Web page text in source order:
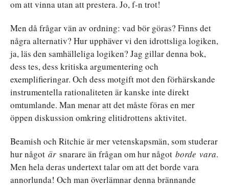
om att vinna utan att prestera. Jo, f-n trot!
Men då frågar vän av ordning: vad bör göras? Finns det
några alternativ? Hur upphäver vi den idrottsliga logiken,
ja, läs den samhälleliga logiken? Jag gillar denna bok,
dess tes, dess kritiska argumentering och
exemplifieringar. Och dess motgift mot den förhärskande
instrumentella rationaliteten är kanske inte direkt
omtumlande. Man menar att det måste föras en mer
öppen diskussion omkring elitidrottens aktivitet.
Beamish och Ritchie är mer vetenskapsmän, som studerar
hur något är snarare än frågan om hur något borde vara.
Men hela deras undertext talar om att det borde vara
annorlunda! Och man överlämnar denna brännande